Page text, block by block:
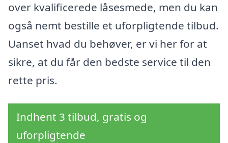
over kvalificerede låsesmede, men du kan
også nemt bestille et uforpligtende tilbud.
Uanset hvad du behøver, er vi her for at
sikre, at du får den bedste service til den
rette pris.
Indhent 3 tilbud, gratis og
uforpligtende